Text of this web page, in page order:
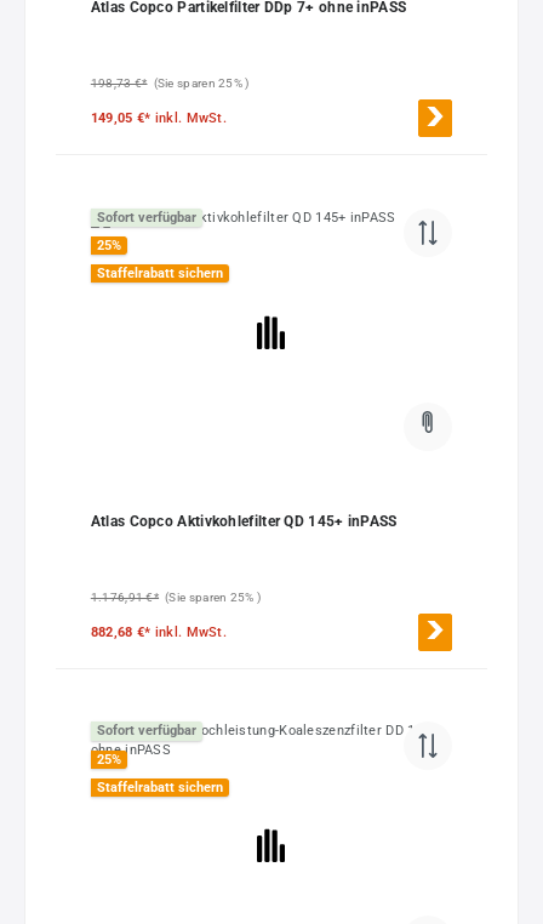
Atlas Copco Partikelfilter DDp 7+ ohne inPASS
198,73 €* (Sie sparen 25% )
149,05 €* inkl. MwSt.
Sofort verfügbar
25%
Staffelrabatt sichern
Atlas Copco Aktivkohlefilter QD 145+ inPASS
1.176,91 €* (Sie sparen 25% )
882,68 €* inkl. MwSt.
Sofort verfügbar
25%
Staffelrabatt sichern